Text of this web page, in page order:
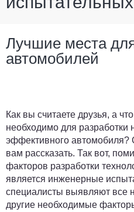
Лучшие места
автомобилей
Как вы считаете друзья, а
необходимо для разработки
эффективного
вам рассказать. Так вот,
факторов разработки
является инженерные
специалисты выявляют все
другие необходимые